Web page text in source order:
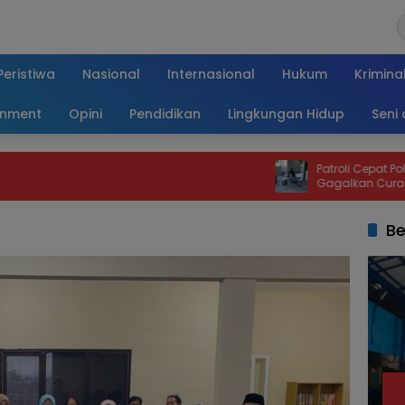
Nasional Internasional Hukum Kriminal
Opini Pendidikan Lingkungan Hidup Seni
Patroli Cepat Polsek Karangploso
Gagalkan Curanmor, Motor Trail
Kembali dalam Hitungan Jam